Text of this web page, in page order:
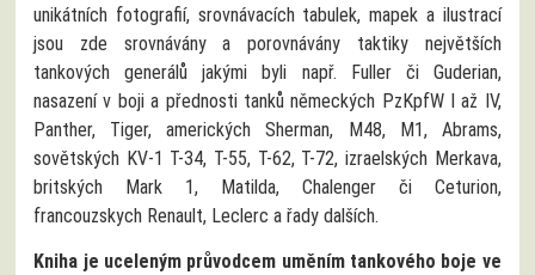
unikátních fotografií, srovnávacích tabulek, mapek a ilustrací
jsou zde srovnávány a porovnávány taktiky největších
tankových generálů jakými byli např. Fuller či Guderian,
nasazení v boji a přednosti tanků německých PzKpfW I až IV,
Panther, Tiger, amerických Sherman, M48, M1, Abrams,
sovětských KV-1 T-34, T-55, T-62, T-72, izraelských Merkava,
britských Mark 1, Matilda, Chalenger či Ceturion,
francouzskych Renault, Leclerc a řady dalších.
Kniha je uceleným průvodcem uměním tankového boje ve